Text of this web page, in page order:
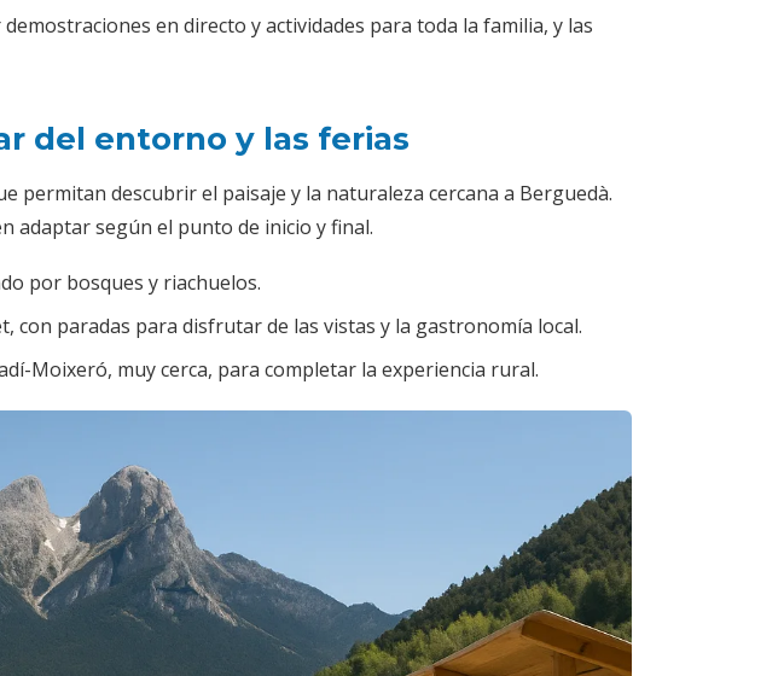
en directo y actividades para toda la familia, y las
del entorno y las ferias
permitan descubrir el paisaje y la naturaleza cercana a Berguedà.
adaptar según el punto de inicio y final.
por bosques y riachuelos.
con paradas para disfrutar de las vistas y la gastronomía local.
Moixeró, muy cerca, para completar la experiencia rural.